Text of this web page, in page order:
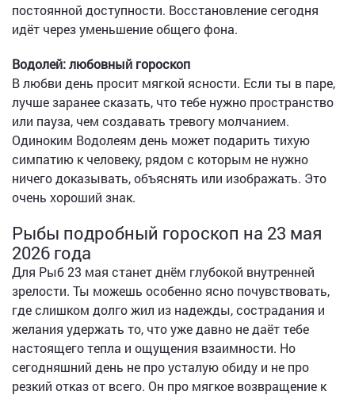
постоянной доступности. Восстановление сегодня
идёт через уменьшение общего фона.
Водолей: любовный гороскоп
В любви день просит мягкой ясности. Если ты в паре,
лучше заранее сказать, что тебе нужно пространство
или пауза, чем создавать тревогу молчанием.
Одиноким Водолеям день может подарить тихую
симпатию к человеку, рядом с которым не нужно
ничего доказывать, объяснять или изображать. Это
очень хороший знак.
Рыбы подробный гороскоп на 23 мая
2026 года
Для Рыб 23 мая станет днём глубокой внутренней
зрелости. Ты можешь особенно ясно почувствовать,
где слишком долго жил из надежды, сострадания и
желания удержать то, что уже давно не даёт тебе
настоящего тепла и ощущения взаимности. Но
сегодняшний день не про усталую обиду и не про
резкий отказ от всего. Он про мягкое возвращение к